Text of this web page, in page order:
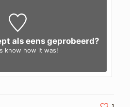
als eens geprobeerd?
know how it was!